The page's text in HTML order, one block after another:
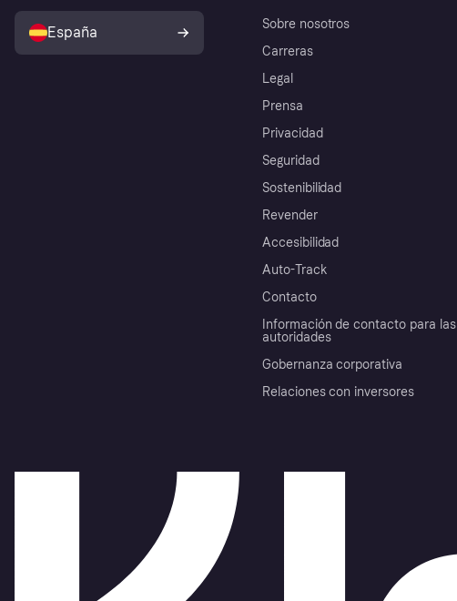
Sobre nosotros
Carreras
Legal
Prensa
Privacidad
Seguridad
Sostenibilidad
Revender
Accesibilidad
Auto-Track
Contacto
Información de contacto para las
autoridades
Gobernanza corporativa
Relaciones con inversores
España